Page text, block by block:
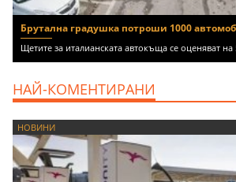
Брутална градушка потроши 1000
Щетите за италианската автокъща се оценяват
НАЙ-КОМЕНТИРАНИ
НОВИНИ